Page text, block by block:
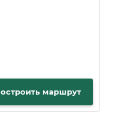
маршрут